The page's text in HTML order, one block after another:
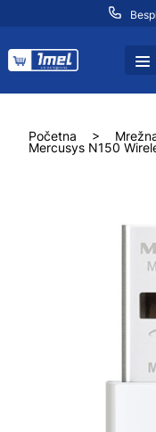
Početna >
Mercusys N150